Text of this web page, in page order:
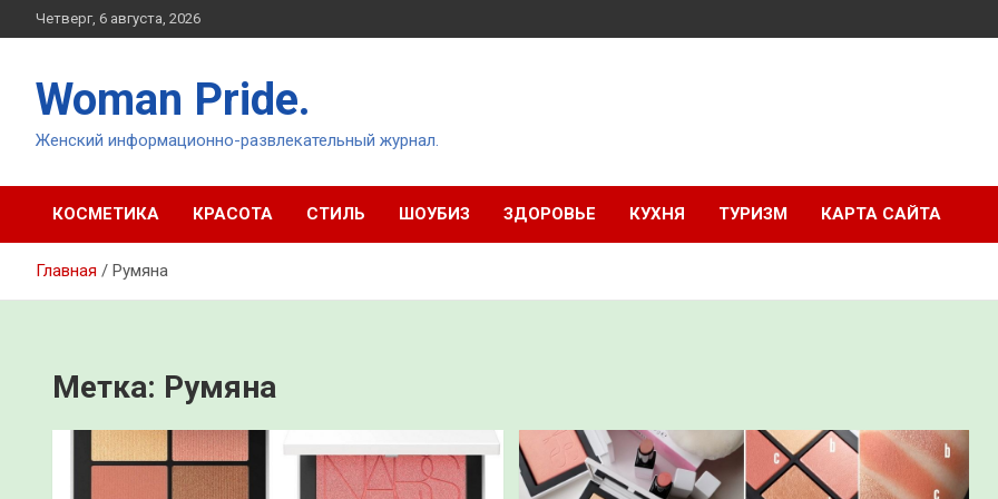
Перейти
к
Четверг, 6 августа, 2026
Woman Pride.
Женский информационно-развлекательный журнал.
КОСМЕТИКА КРАСОТА СТИЛЬ ШОУБИЗ ЗДОРОВЬЕ КУХНЯ ТУРИЗМ КАРТА САЙТА
Главная Румяна
Метка: Румяна